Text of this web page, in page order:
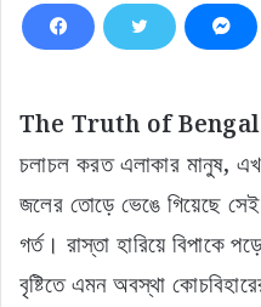
The Truth of
চলাচল করত এলাকার মানুষ,
জলের তোড়ে ভেঙে গিয়েছে
গর্ত। রাস্তা হারিয়ে বিপাকে
বৃষ্টিতে এমন অবস্থা